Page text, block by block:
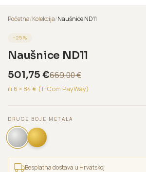
Početna/Kolekcija/Naušnice ND11
−25%
Naušnice ND11
501,75 €669,00€
ili 6 × 84 € (T-Com PayWay)
DRUGE BOJE METALA
Besplatna dostava u Hrvatskoj